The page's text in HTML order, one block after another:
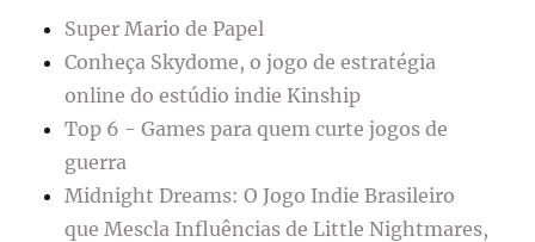
Super Mario de Papel
Conheça Skydome, o jogo de estratégia
online do estúdio indie Kinship
Top 6 - Games para quem curte jogos de
guerra
Midnight Dreams: O Jogo Indie Brasileiro
que Mescla Influências de Little Nightmares,